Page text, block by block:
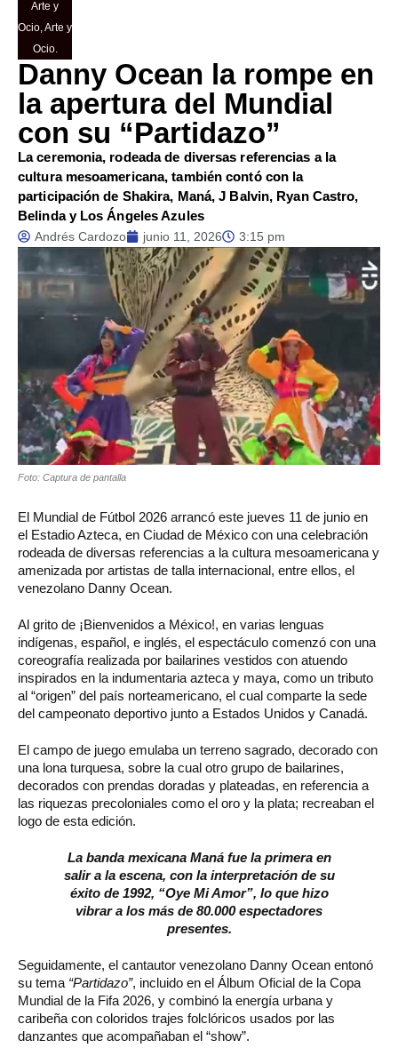
Arte y
Ocio,Arte y
Ocio.
Danny Ocean la rompe en
la apertura del Mundial
con su “Partidazo”
La ceremonia, rodeada de diversas referencias a la
cultura mesoamericana, también contó con la
participación de Shakira, Maná, J Balvin, Ryan Castro,
Belinda y Los Ángeles Azules
Andrés Cardozo junio 11, 2026 3:15 pm
Foto: Captura de pantalla
El Mundial de Fútbol 2026 arrancó este jueves 11 de junio en
el Estadio Azteca, en Ciudad de México con una celebración
rodeada de diversas referencias a la cultura mesoamericana y
amenizada por artistas de talla internacional, entre ellos, el
venezolano Danny Ocean.
Al grito de ¡Bienvenidos a México!, en varias lenguas
indígenas, español, e inglés, el espectáculo comenzó con una
coreografía realizada por bailarines vestidos con atuendo
inspirados en la indumentaria azteca y maya, como un tributo
al “origen” del país norteamericano, el cual comparte la sede
del campeonato deportivo junto a Estados Unidos y Canadá.
El campo de juego emulaba un terreno sagrado, decorado con
una lona turquesa, sobre la cual otro grupo de bailarines,
decorados con prendas doradas y plateadas, en referencia a
las riquezas precoloniales como el oro y la plata; recreaban el
logo de esta edición.
La banda mexicana Maná fue la primera en
salir a la escena, con la interpretación de su
éxito de 1992, “Oye Mi Amor”, lo que hizo
vibrar a los más de 80.000 espectadores
presentes.
Seguidamente, el cantautor venezolano Danny Ocean entonó
su tema “Partidazo”, incluido en el Álbum Oficial de la Copa
Mundial de la Fifa 2026, y combinó la energía urbana y
caribeña con coloridos trajes folclóricos usados por las
danzantes que acompañaban el “show”.